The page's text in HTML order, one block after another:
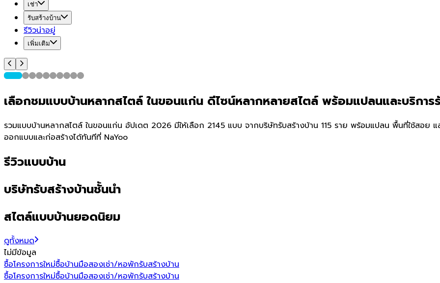
เช่า
รับสร้างบ้าน
รีวิวน่าอยู่
เพิ่มเติม
เลือกชมแบบบ้านหลากสไตล์ ในขอนแก่น ดีไซน์หลากหลายสไตล์ พร้อมแปลนและบริการ
รวมแบบบ้านหลากสไตล์ ในขอนแก่น อัปเดต 2026 มีให้เลือก 2145 แบบ จากบริษัทรับสร้างบ้าน 115 ราย พร้อมแปลน พื้นที่ใช้สอย แ
ออกแบบและก่อสร้างได้ทันทีที่ NaYoo
รีวิวแบบบ้าน
บริษัทรับสร้างบ้านชั้นนำ
สไตล์แบบบ้านยอดนิยม
ดูทั้งหมด
ไม่มีข้อมูล
ซื้อโครงการใหม่ซื้อบ้านมือสองเช่า/หอพักรับสร้างบ้าน
ซื้อโครงการใหม่ซื้อบ้านมือสองเช่า/หอพักรับสร้างบ้าน